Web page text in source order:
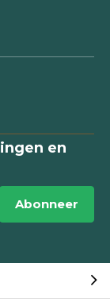
en
Abonneer